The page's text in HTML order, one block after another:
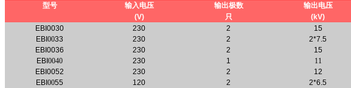
型号 输入电压 输出极数 输出电压
(V)
只 (kV)
EBI0030
230 2 15
EBI0033 230 2 2*7.5
EBI0036
230 2 15
EBI0040 230 1 11
EBI0052
230 2 12
EBI0055 120 2 2*6.5